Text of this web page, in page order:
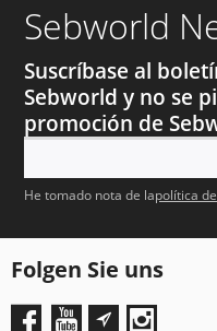
Sebworld
Suscríbase al
Sebworld y no se
promoción de
He tomado nota de lapolítica
Folgen Sie uns